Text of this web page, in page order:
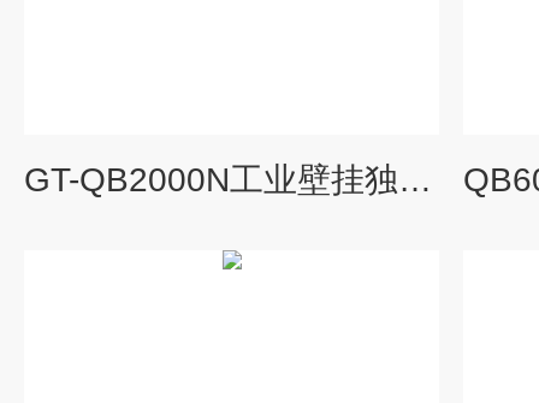
GT-QB2000N工业壁挂独立一体式数显可燃气体探测器